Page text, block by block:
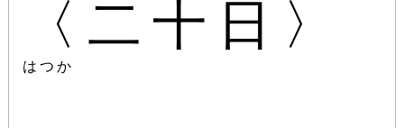
〈二十日〉
はつか